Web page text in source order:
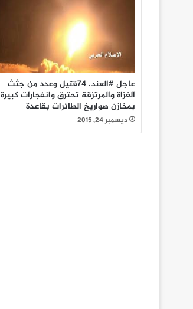
عاجل #العند. 74قتيل وعدد من جثث
الغزاة والمرتزقة تحترق وانفجارات كبيرة
بمخازن صواريخ الطائرات بقاعدة
ديسمبر 24, 2015